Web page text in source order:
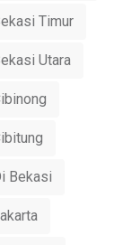
Timur
Utara
Bekasi